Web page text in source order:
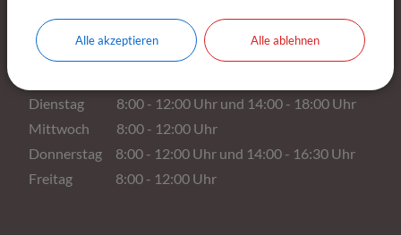
Öffnungszeiten
Dienstag 8:00 - 12:00 Uhr und 14:00 - 18:00 Uhr
Mittwoch 8:00 - 12:00 Uhr
Donnerstag 8:00 - 12:00 Uhr und 14:00 - 16:30 Uhr
Freitag 8:00 - 12:00 Uhr
Alle akzeptieren Alle ablehnen